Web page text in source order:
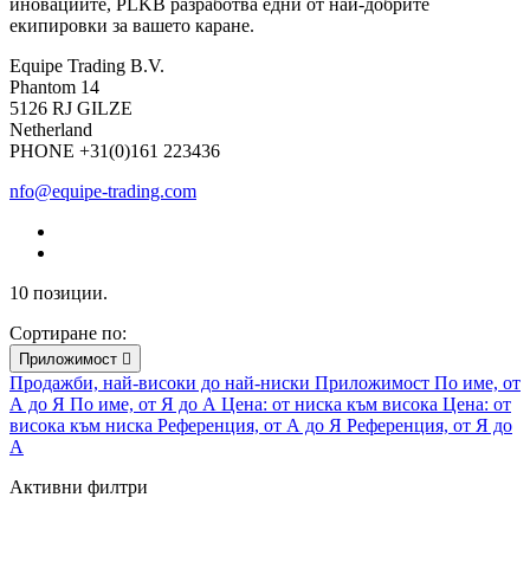
екипировки за вашето каране.
Equipe Trading B.V.
Phantom 14
5126 RJ GILZE
Netherland
PHONE +31(0)161 223436
nfo@equipe-trading.com
10 позиции.
Сортиране по:
Приложимост 
Продажби, най-високи до най-ниски Приложимост По име, от
А до Я По име, от Я до А Цена: от ниска към висока Цена: от
висока към ниска Референция, от А до Я Референция, от Я до
А
Активни филтри